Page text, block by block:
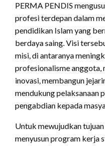
PERMA PENDIS
profesi terdepan dalam
pendidikan Islam yang
berdaya saing. Visi
misi, di antaranya
profesionalisme anggota,
inovasi, membangun
mendukung pelaksanaan
pengabdian kepada
Untuk mewujudkan
menyusun program kerja